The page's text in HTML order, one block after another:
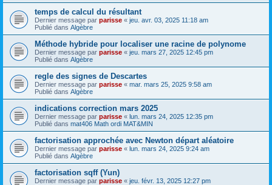
temps de calcul du résultant
Dernier message par parisse « jeu. avr. 03, 2025 11:18 am
Publié dans Algèbre
Méthode hybride pour localiser une racine de polynome
Dernier message par parisse « jeu. mars 27, 2025 12:45 pm
Publié dans Algèbre
regle des signes de Descartes
Dernier message par parisse « mar. mars 25, 2025 9:58 am
Publié dans Algèbre
indications correction mars 2025
Dernier message par parisse « lun. mars 24, 2025 12:35 pm
Publié dans mat406 Math ordi MAT&MIN
factorisation approchée avec Newton départ aléatoire
Dernier message par parisse « lun. mars 24, 2025 9:24 am
Publié dans Algèbre
factorisation sqff (Yun)
Dernier message par parisse « jeu. févr. 13, 2025 12:27 pm